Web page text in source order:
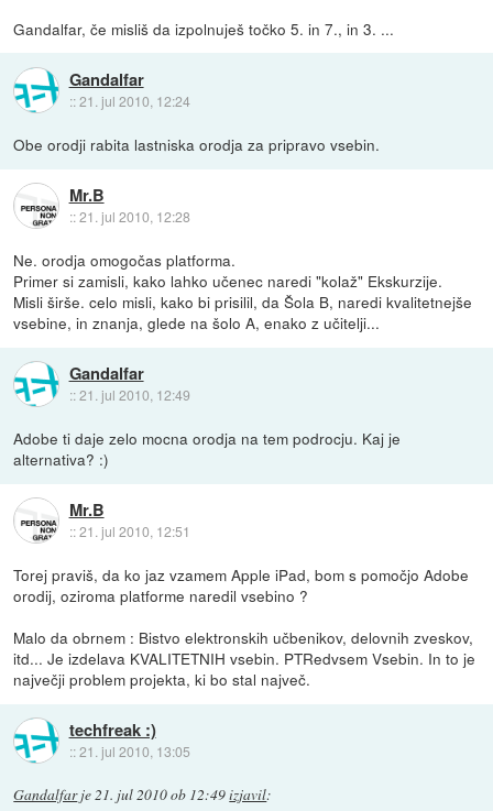
Gandalfar, če misliš da izpolnuješ točko 5. in 7., in 3. ...
Gandalfar
::21. jul 2010, 12:24
Obe orodji rabita lastniska orodja za pripravo vsebin.
Mr.B
::21. jul 2010, 12:28
Ne. orodja omogočas platforma.
Primer si zamisli, kako lahko učenec naredi "kolaž" Ekskurzije.
Misli širše. celo misli, kako bi prisilil, da Šola B, naredi kvalitetnejše
vsebine, in znanja, glede na šolo A, enako z učitelji...
Gandalfar
::21. jul 2010, 12:49
Adobe ti daje zelo mocna orodja na tem podrocju. Kaj je
alternativa? :)
Mr.B
::21. jul 2010, 12:51
Torej praviš, da ko jaz vzamem Apple iPad, bom s pomočjo Adobe
orodij, oziroma platforme naredil vsebino ?
Malo da obrnem : Bistvo elektronskih učbenikov, delovnih zveskov,
itd... Je izdelava KVALITETNIH vsebin. PTRedvsem Vsebin. In to je
največji problem projekta, ki bo stal največ.
techfreak :)
::21. jul 2010, 13:05
Gandalfarje21. jul 2010 ob 12:49izjavil: